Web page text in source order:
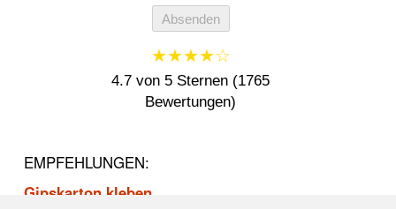
Absenden
★★★★☆
4.7 von 5 Sternen (1765
Bewertungen)
EMPFEHLUNGEN:
Gipskarton kleben